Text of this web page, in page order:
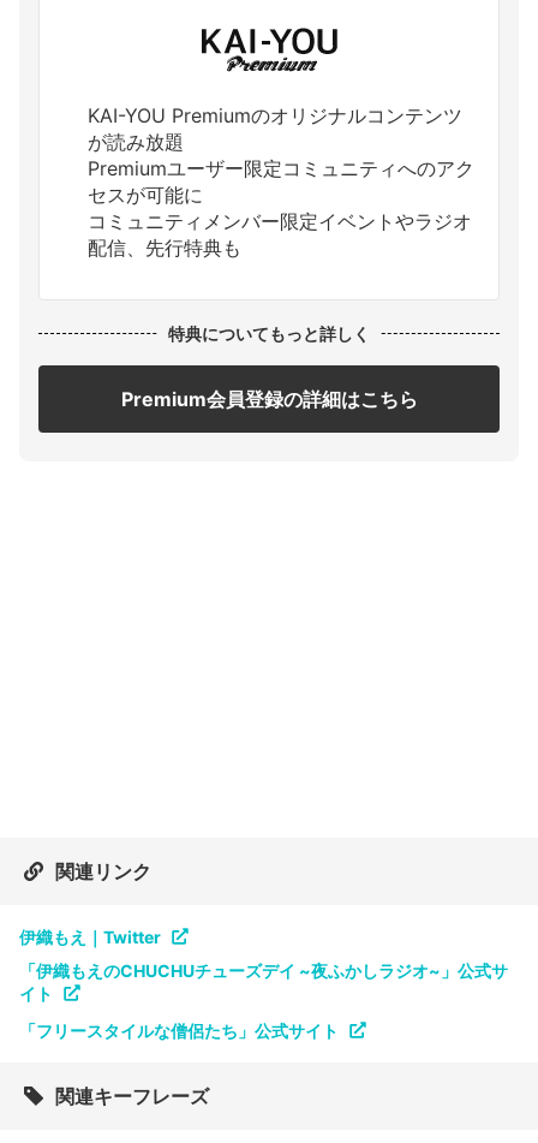
KAI-YOU Premiumのオリジナルコンテンツ
が読み放題
Premiumユーザー限定コミュニティへのアク
セスが可能に
コミュニティメンバー限定イベントやラジオ
配信、先行特典も
特典についてもっと詳しく
Premium会員登録の詳細はこちら
関連リンク
伊織もえ｜Twitter
「伊織もえのCHUCHUチューズデイ ~夜ふかしラジオ~」公式サ
イト
「フリースタイルな僧侶たち」公式サイト
関連キーフレーズ